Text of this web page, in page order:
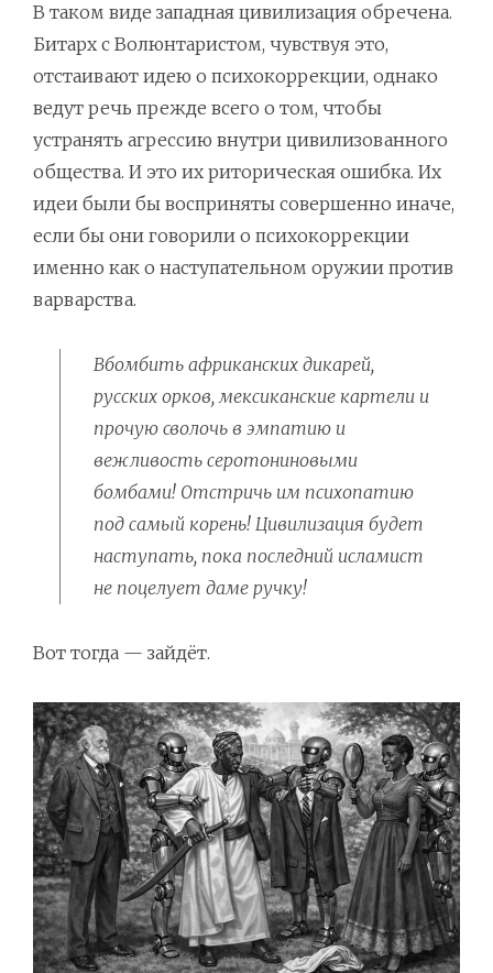
В таком виде западная цивилизация обречена.
Битарх с Волюнтаристом, чувствуя это,
отстаивают идею о психокоррекции, однако
ведут речь прежде всего о том, чтобы
устранять агрессию внутри цивилизованного
общества. И это их риторическая ошибка. Их
идеи были бы восприняты совершенно иначе,
если бы они говорили о психокоррекции
именно как о наступательном оружии против
варварства.
Вбомбить африканских дикарей,
русских орков, мексиканские картели и
прочую сволочь в эмпатию и
вежливость серотониновыми
бомбами! Отстричь им психопатию
под самый корень! Цивилизация будет
наступать, пока последний исламист
не поцелует даме ручку!
Вот тогда — зайдёт.